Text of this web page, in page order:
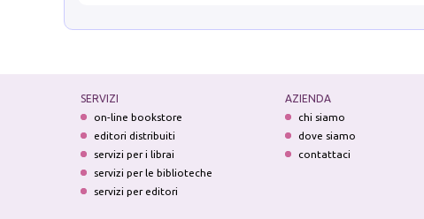
SERVIZI
on-line bookstore
editori distribuiti
servizi per i librai
servizi per le biblioteche
servizi per editori
AZIENDA
chi siamo
dove siamo
contattaci